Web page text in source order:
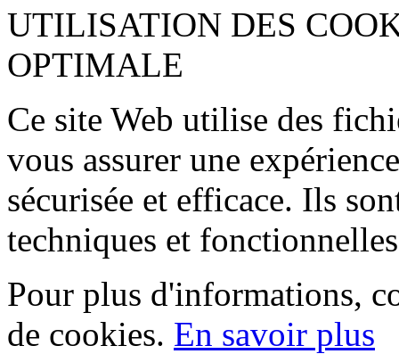
UTILISATION DES
OPTIMALE
Ce site Web utilise des
vous assurer une
sécurisée et efficace. Ils
techniques et
Pour plus d'informations,
de cookies. En savoir plus